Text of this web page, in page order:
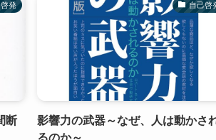
発
断
自己啓
影響力の武器～なぜ、人は動かさ